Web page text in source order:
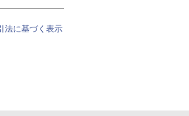
法に基づく表示